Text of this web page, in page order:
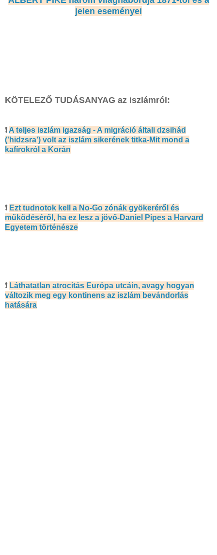
jelen eseményei
KÖTELEZŐ TUDÁSANYAG az iszlámról:
❗ A teljes iszlám igazság - A migráció általi dzsihád
('hidzsra') volt az iszlám sikerének titka-Mit mond a
kafírokról a Korán
❗ Ezt tudnotok kell a No-Go zónák gyökeréről és
működéséről, ha ez lesz a jövő-Daniel Pipes a Harvard
Egyetem történésze
❗ Láthatatlan atrocitás Európa utcáin, avagy hogyan
változik meg egy kontinens az iszlám bevándorlás
hatására